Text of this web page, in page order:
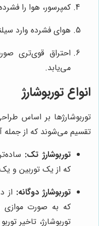
کمپرسور، هوا را
هوای فشرده وارد
احتراق قوی‌تری
می‌یابد.
انواع توربوشارژ
توربوشارژها بر اساس
تقسیم می‌شوند که از جمله
توربوشارژ تک:
که از یک توربین و
توربوشارژ دوگانه: از
که به صورت
توربوشارژ، تاخیر